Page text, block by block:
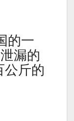
的一
漏的
公斤的